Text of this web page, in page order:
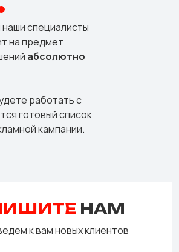
к вам новых клиентов
НАМ
наши специалисты
на предмет
абсолютно
работать с
готовый список
кампании.